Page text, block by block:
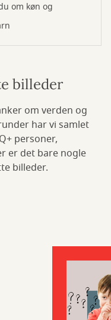
om køn og
billeder
om verden og
har vi samlet
personer,
er det bare nogle
billeder.